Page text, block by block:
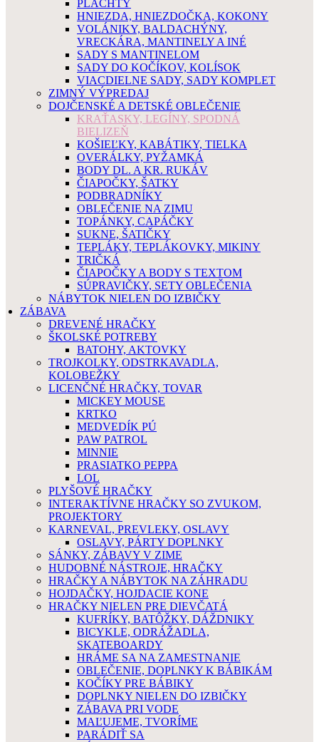
PLACHTY
HNIEZDA, HNIEZDOČKA, KOKONY
VOLÁNIKY, BALDACHÝNY,
VRECKÁRA, MANTINELY A INÉ
SADY S MANTINELOM
SADY DO KOČÍKOV, KOLÍSOK
VIACDIELNE SADY, SADY KOMPLET
ZIMNÝ VÝPREDAJ
DOJČENSKÉ A DETSKÉ OBLEČENIE
KRAŤASKY, LEGÍNY, SPODNÁ
BIELIZEŇ
KOŠIEĽKY, KABÁTIKY, TIELKA
OVERÁLKY, PYŽAMKÁ
BODY DL. A KR. RUKÁV
ČIAPOČKY, ŠATKY
PODBRADNÍKY
OBLEČENIE NA ZIMU
TOPÁNKY, CAPÁČKY
SUKNE, ŠATIČKY
TEPLÁKY, TEPLÁKOVKY, MIKINY
TRIČKÁ
ČIAPOČKY A BODY S TEXTOM
SÚPRAVIČKY, SETY OBLEČENIA
NÁBYTOK NIELEN DO IZBIČKY
ZÁBAVA
DREVENÉ HRAČKY
ŠKOLSKÉ POTREBY
BATOHY, AKTOVKY
TROJKOLKY, ODSTRKAVADLA,
KOLOBEŽKY
LICENČNÉ HRAČKY, TOVAR
MICKEY MOUSE
KRTKO
MEDVEDÍK PÚ
PAW PATROL
MINNIE
PRASIATKO PEPPA
LOL
PLYŠOVÉ HRAČKY
INTERAKTÍVNE HRAČKY SO ZVUKOM,
PROJEKTORY
KARNEVAL, PREVLEKY, OSLAVY
OSLAVY, PÁRTY DOPLNKY
SÁNKY, ZÁBAVY V ZIME
HUDOBNÉ NÁSTROJE, HRAČKY
HRAČKY A NÁBYTOK NA ZÁHRADU
HOJDAČKY, HOJDACIE KONE
HRAČKY NIELEN PRE DIEVČATÁ
KUFRÍKY, BATÔŽKY, DÁŽDNIKY
BICYKLE, ODRÁŽADLA,
SKATEBOARDY
HRÁME SA NA ZAMESTNANIE
OBLEČENIE, DOPLNKY K BÁBIKÁM
KOČÍKY PRE BÁBIKY
DOPLNKY NIELEN DO IZBIČKY
ZÁBAVA PRI VODE
MAĽUJEME, TVORÍME
PARÁDIŤ SA